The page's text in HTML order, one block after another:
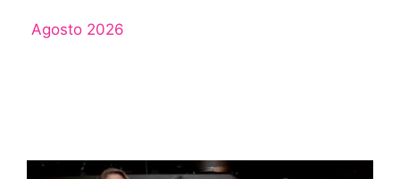
Agosto 2026